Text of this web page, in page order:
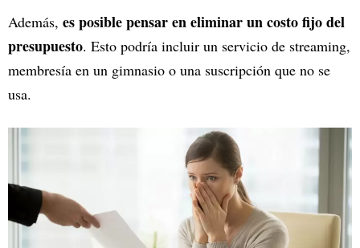
Además, es posible pensar en eliminar un costo fijo del
presupuesto. Esto podría incluir un servicio de streaming,
membresía en un gimnasio o una suscripción que no se
usa.